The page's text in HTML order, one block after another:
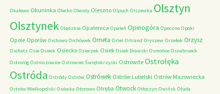
Okalewo Okuninka Olecko Olendy Oleszno Olpuch Olszewka Olsztyn
Olsztynek Olędzkie Opalenica Opaleń Opinogóra Opoczno Opoki
Opole Oporów Orchowo Orchówek Orneta Ortel Ortrand Oryszew Orzełek Orzysz
Oschatz Osie Osieck Osiecko Osieczek Osiek Osiek Drawski Osmolice Osnabrueck
Ostroróg Ostroszowice Ostrowiec Świętokrzyski Ostrowite Ostrołęka
Ostróda Ostródy Ostrów Ostrówek Ostrów Lubelski Ostrów Mazowiecka
Ostrów Wielkopolski Osówka Otorowo Otręba Otwock Otłoczyn Owińsk Ołuda